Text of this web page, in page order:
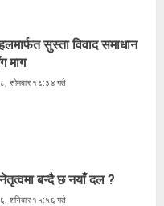
सुस्ता विवाद समाधान
माग
सोमबार १६:३४ गते
बन्दै छ नयाँ दल ?
शनिबार १५:५६ गते